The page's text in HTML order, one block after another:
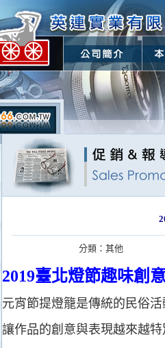
分類： 其他
2019臺北燈節趣味創
元宵節提燈籠是傳統的民俗
讓作品的創意與表現越來越